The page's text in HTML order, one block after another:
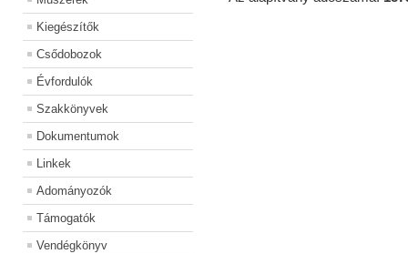
Kiegészítők
Csődobozok
Évfordulók
Szakkönyvek
Dokumentumok
Linkek
Adományozók
Támogatók
Vendégkönyv